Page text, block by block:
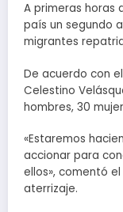
A primeras horas
país un segundo
migrantes
De acuerdo con
Celestino
hombres, 30
«Estaremos
accionar para
ellos», comentó
aterrizaje.